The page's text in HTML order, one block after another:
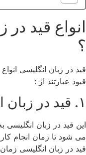
انواع قید
؟
قید در زبان انگلیسی
قیود عبارتند از :
۱. قید در زبان انگلیسی ، زمان حال :
این قید در زبان
می شود تا زمان انجام کار
قید در زبان انگلیسی